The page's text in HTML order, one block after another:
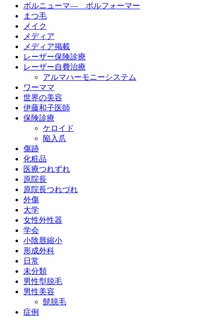
ボルニューマ― ボルフォーマー
まつ毛
メイク
メディア
メディア掲載
レーザー保険診療
レーザー自費治療
アルマハーモニーシステム
ワーママ
世界の美容
伊藤和子医師
保険診療
ケロイド
陥入爪
傷跡
化粧品
医療つれずれ
原院長
原院長つれづれ
外傷
大学
女性外性器
学会
小陰唇縮小
形成外科
日常
未分類
男性型脱毛
男性美容
髭脱毛
症例